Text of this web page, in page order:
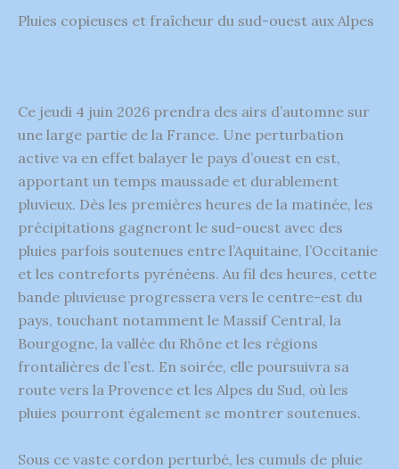
Pluies copieuses et fraîcheur du sud-ouest aux Alpes
Ce jeudi 4 juin 2026 prendra des airs d’automne sur
une large partie de la France. Une perturbation
active va en effet balayer le pays d’ouest en est,
apportant un temps maussade et durablement
pluvieux. Dès les premières heures de la matinée, les
précipitations gagneront le sud-ouest avec des
pluies parfois soutenues entre l’Aquitaine, l’Occitanie
et les contreforts pyrénéens. Au fil des heures, cette
bande pluvieuse progressera vers le centre-est du
pays, touchant notamment le Massif Central, la
Bourgogne, la vallée du Rhône et les régions
frontalières de l’est. En soirée, elle poursuivra sa
route vers la Provence et les Alpes du Sud, où les
pluies pourront également se montrer soutenues.
Sous ce vaste cordon perturbé, les cumuls de pluie